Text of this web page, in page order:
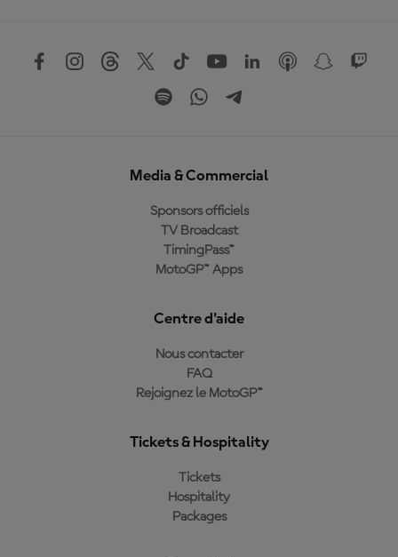
Media & Commercial
Sponsors officiels
TV Broadcast
TimingPass™
MotoGP™ Apps
Centre d'aide
Nous contacter
FAQ
Rejoignez le MotoGP™
Tickets & Hospitality
Tickets
Hospitality
Packages